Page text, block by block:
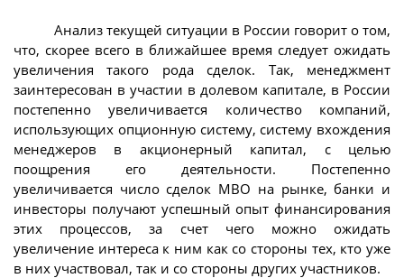
Анализ текущей ситуации в России говорит о том,
что, скорее всего в ближайшее время следует ожидать
увеличения такого рода сделок. Так, менеджмент
заинтересован в участии в долевом капитале, в России
постепенно увеличивается количество компаний,
использующих опционную систему, систему вхождения
менеджеров в акционерный капитал, с целью
поощрения его деятельности. Постепенно
увеличивается число сделок МВО на рынке, банки и
инвесторы получают успешный опыт финансирования
этих процессов, за счет чего можно ожидать
увеличение интереса к ним как со стороны тех, кто уже
в них участвовал, так и со стороны других участников.